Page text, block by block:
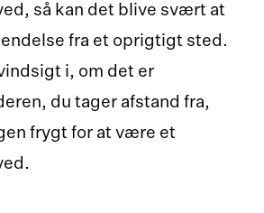
så kan det blive svært at
fra et oprigtigt sted.
i, om det er
du tager afstand fra,
frygt for at være et